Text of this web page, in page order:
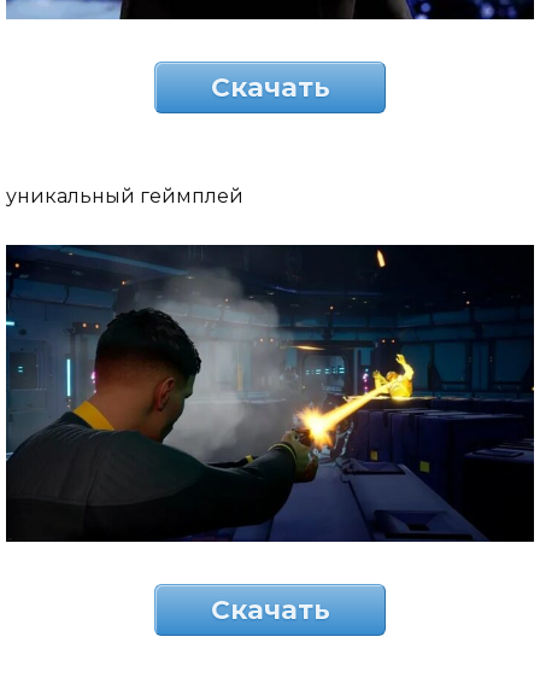
Скачать
уникальный геймплей
Скачать